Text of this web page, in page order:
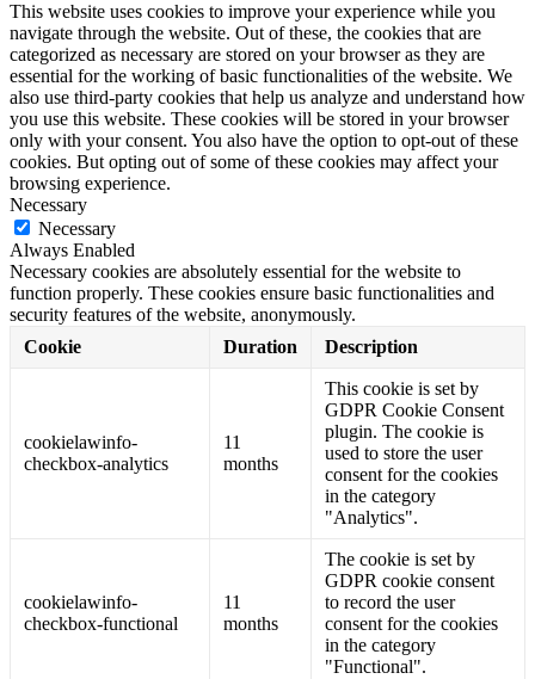
This website uses cookies to improve your experience while you
navigate through the website. Out of these, the cookies that are
categorized as necessary are stored on your browser as they are
essential for the working of basic functionalities of the website. We
also use third-party cookies that help us analyze and understand how
you use this website. These cookies will be stored in your browser
only with your consent. You also have the option to opt-out of these
cookies. But opting out of some of these cookies may affect your
browsing experience.
Necessary
Necessary
Always Enabled
Necessary cookies are absolutely essential for the website to
function properly. These cookies ensure basic functionalities and
security features of the website, anonymously.
Cookie
Duration Description
cookielawinfo-
checkbox-analytics
11
months
This cookie is set by
GDPR Cookie Consent
plugin. The cookie is
used to store the user
consent for the cookies
in the category
"Analytics".
cookielawinfo-
checkbox-functional
11
months
The cookie is set by
GDPR cookie consent
to record the user
consent for the cookies
in the category
"Functional".